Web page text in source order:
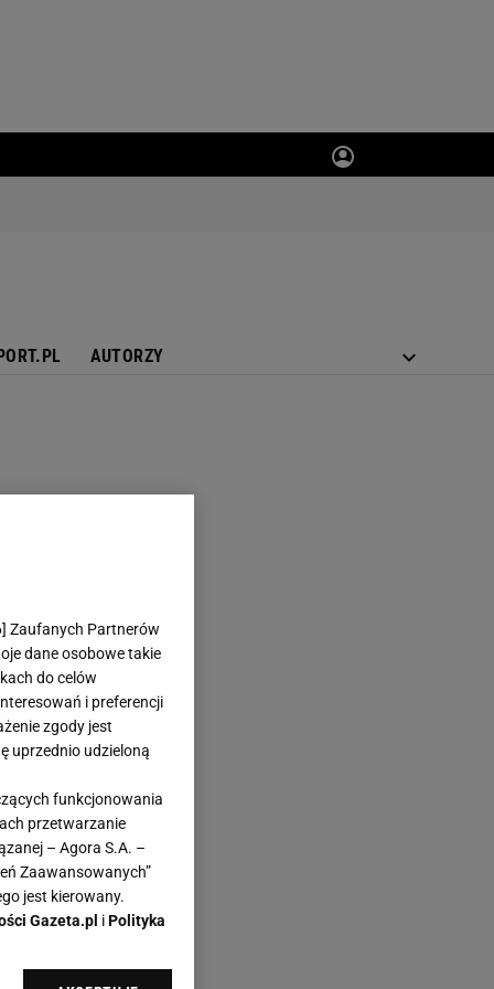
AUTORZY
] Zaufanych Partnerów
dane osobowe takie
do celów
i preferencji
zgody jest
uprzednio udzieloną
funkcjonowania
przetwarzanie
– Agora S.A. –
Zaawansowanych”
jest kierowany.
Gazeta.pl iPolityka